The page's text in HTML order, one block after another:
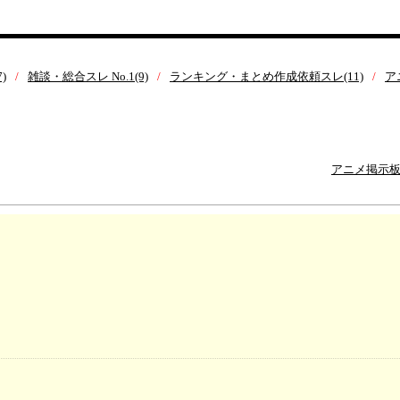
雑談・総合スレ No.1(9) ランキング・まとめ作成依頼スレ(11) ア
アニメ掲示